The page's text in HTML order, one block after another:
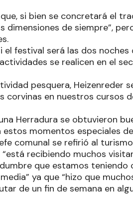
si bien se concretará el
dimensiones de siempre”,
el festival será las dos
se realicen en el
pesquera, Heizenreder
corvinas en nuestros cursos
Herradura se obtuvieron
estos momentos especiales
comunal se refirió al
recibiendo muchos
que estamos
ya que “hizo que
de un fin de semana en